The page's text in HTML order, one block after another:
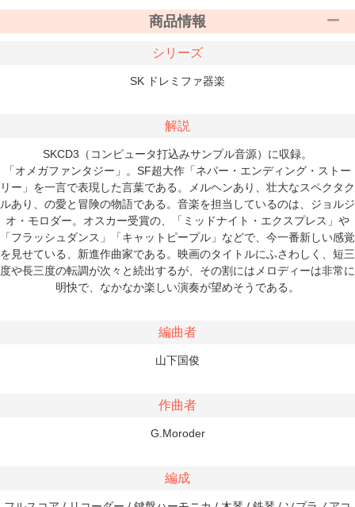
商品情報
シリーズ
SK ドレミファ器楽
解説
SKCD3（コンピュータ打込みサンプル音源）に収録。
「オメガファンタジー」。SF超大作「ネバー・エンディング・ストー
リー」を一言で表現した言葉である。メルヘンあり、壮大なスペクタク
ルあり、の愛と冒険の物語である。音楽を担当しているのは、ジョルジ
オ・モロダー。オスカー受賞の、「ミッドナイト・エクスプレス」や
「フラッシュダンス」「キャットピープル」などで、今一番新しい感覚
を見せている、新進作曲家である。映画のタイトルにふさわしく、短三
度や長三度の転調が次々と続出するが、その割にはメロディーは非常に
明快で、なかなか楽しい演奏が望めそうである。
編曲者
山下国俊
作曲者
G.Moroder
編成